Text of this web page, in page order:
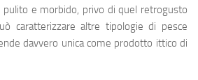
pulito e morbido, privo di quel retrogusto
caratterizzare altre tipologie di pesce
davvero unica come prodotto ittico di